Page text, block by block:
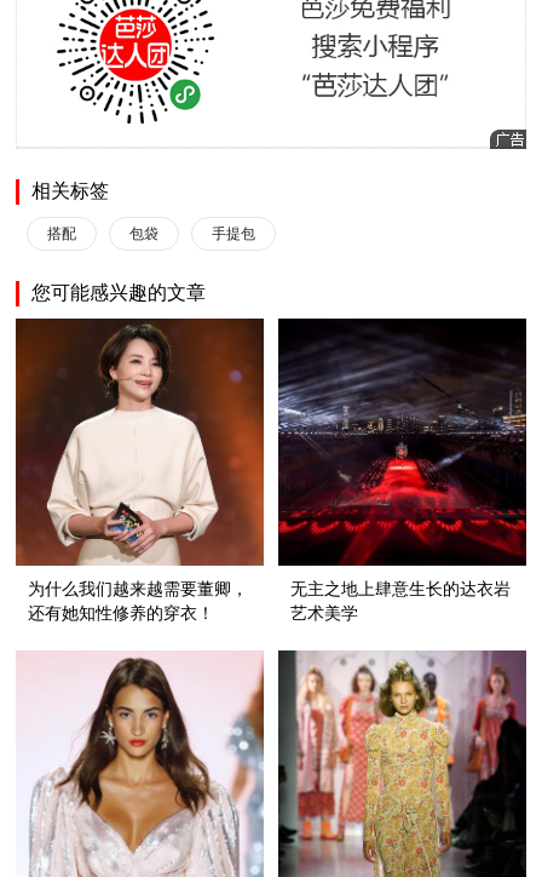
相关标签
搭配 包袋 手提包
您可能感兴趣的文章
为什么我们越来越需要董卿，
还有她知性修养的穿衣！
无主之地上肆意生长的达衣岩
艺术美学